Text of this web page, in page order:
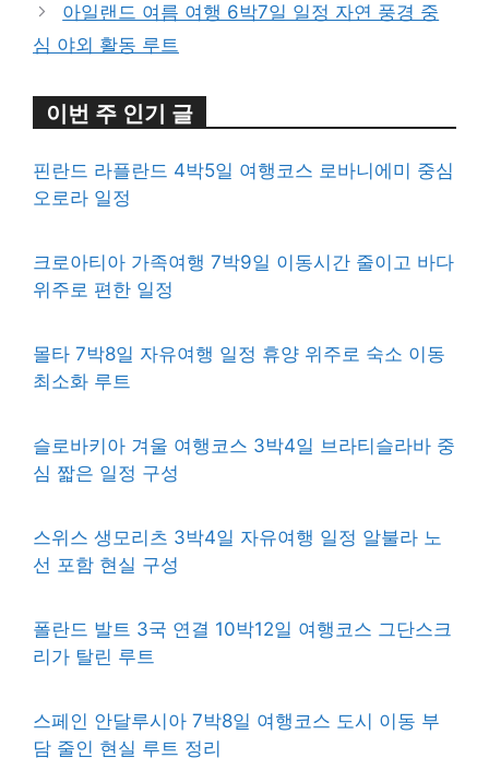
아일랜드 여름 여행 6박7일 일정 자연 풍경 중
심 야외 활동 루트
이번 주 인기 글
핀란드 라플란드 4박5일 여행코스 로바니에미 중심
오로라 일정
크로아티아 가족여행 7박9일 이동시간 줄이고 바다
위주로 편한 일정
몰타 7박8일 자유여행 일정 휴양 위주로 숙소 이동
최소화 루트
슬로바키아 겨울 여행코스 3박4일 브라티슬라바 중
심 짧은 일정 구성
스위스 생모리츠 3박4일 자유여행 일정 알불라 노
선 포함 현실 구성
폴란드 발트 3국 연결 10박12일 여행코스 그단스크
리가 탈린 루트
스페인 안달루시아 7박8일 여행코스 도시 이동 부
담 줄인 현실 루트 정리